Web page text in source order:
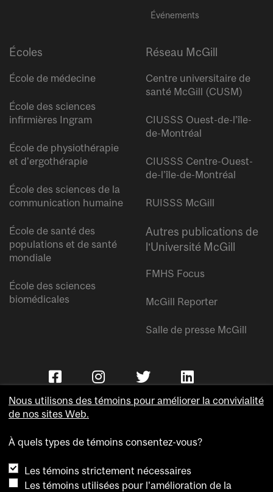
Événements
Écoles
École de médecine
École des sciences
infirmières Ingram
École de physiothérapie
et d’ergothérapie
École des sciences de la
communication humaine
École de santé des
populations et de santé
mondiale
École des sciences
biomédicales
Réseau McGill
Centre universitaire de
santé McGill (CUSM)
CIUSSS Ouest-de-l’île-
de-Montréal
CIUSSS Centre-Ouest-
de-l’île-de-Montréal
RUISSS McGill
Autres publications de
l’Université McGill
FMHS Focus
McGill Reporter
Salle de presse McGill
Accessibilité
Nous utilisons des témoins pour améliorer la convivialité
de nos sites Web.
À quels types de témoins consentez-vous?
Les témoins strictement nécessaires
Les témoins utilisées pour l'amélioration de la